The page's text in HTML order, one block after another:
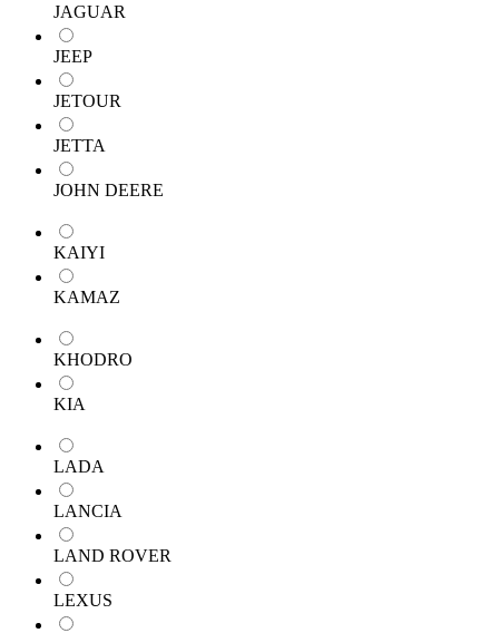
JAGUAR
JEEP
JETOUR
JETTA
JOHN DEERE
KAIYI
KAMAZ
KHODRO
KIA
LADA
LANCIA
LAND ROVER
LEXUS